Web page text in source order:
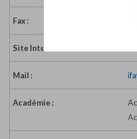
Fax :
Site Internet :
Mail :
Académie :